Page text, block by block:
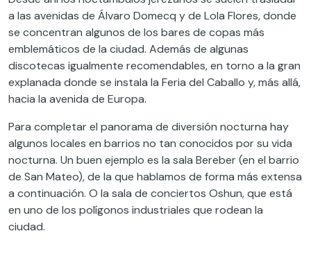
a las avenidas de Álvaro Domecq y de Lola Flores, donde
se concentran algunos de los bares de copas más
emblemáticos de la ciudad. Además de algunas
discotecas igualmente recomendables, en torno a la gran
explanada donde se instala la Feria del Caballo y, más allá,
hacia la avenida de Europa.
Para completar el panorama de diversión nocturna hay
algunos locales en barrios no tan conocidos por su vida
nocturna. Un buen ejemplo es la sala Bereber (en el barrio
de San Mateo), de la que hablamos de forma más extensa
a continuación. O la sala de conciertos Oshun, que está
en uno de los polígonos industriales que rodean la
ciudad.